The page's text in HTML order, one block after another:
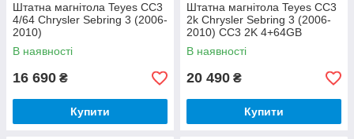
Штатна магнітола Teyes CC3
4/64 Chrysler Sebring 3 (2006-
2010)
В наявності
16 690 ₴
Купити
Штатна магнітола Teyes CC3
2k Chrysler Sebring 3 (2006-
2010) CC3 2K 4+64GB
В наявності
20 490 ₴
Купити